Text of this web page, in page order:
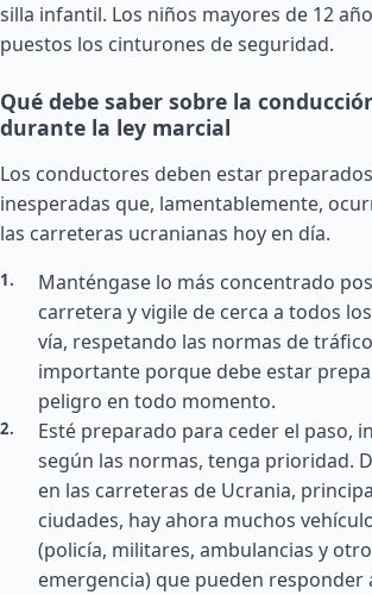
silla infantil. Los niños mayores de 12
puestos los cinturones de seguridad.
Qué debe saber sobre la
durante la ley marcial
Los conductores deben estar
inesperadas que, lamentablemente,
las carreteras ucranianas hoy en día.
Manténgase lo más concentrado
carretera y vigile de cerca a todos
vía, respetando las normas de
importante porque debe estar
peligro en todo momento.
Esté preparado para ceder el paso,
según las normas, tenga prioridad.
en las carreteras de Ucrania,
ciudades, hay ahora muchos
(policía, militares, ambulancias y
emergencia) que pueden responder